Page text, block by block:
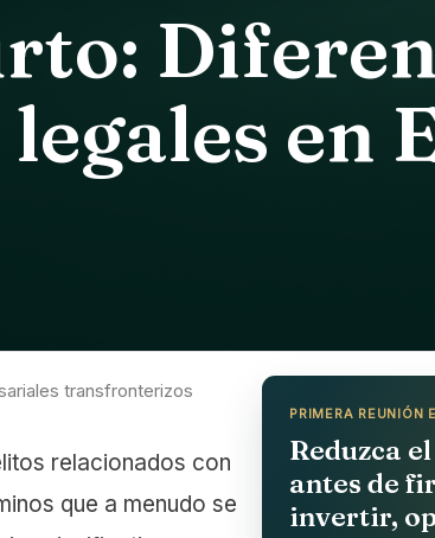
en
transfronterizos
relacionados con
que a menudo se
PRIMERA REUNIÓN
Reduzca
antes de
invertir,